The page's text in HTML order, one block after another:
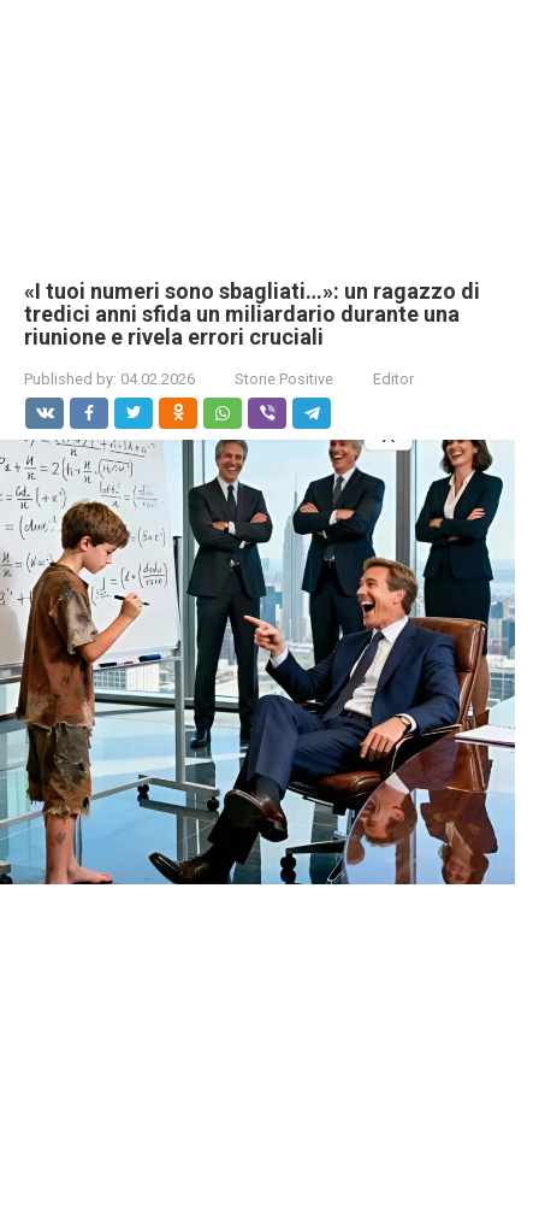
«I tuoi numeri sono sbagliati…»: un ragazzo di
tredici anni sfida un miliardario durante una
riunione e rivela errori cruciali
Published by: 04.02.2026 Storie Positive Editor